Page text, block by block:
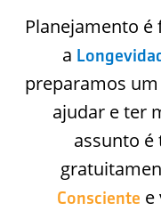
Planejamento
a
preparamos
ajudar e ter
assunto é
Consciente e